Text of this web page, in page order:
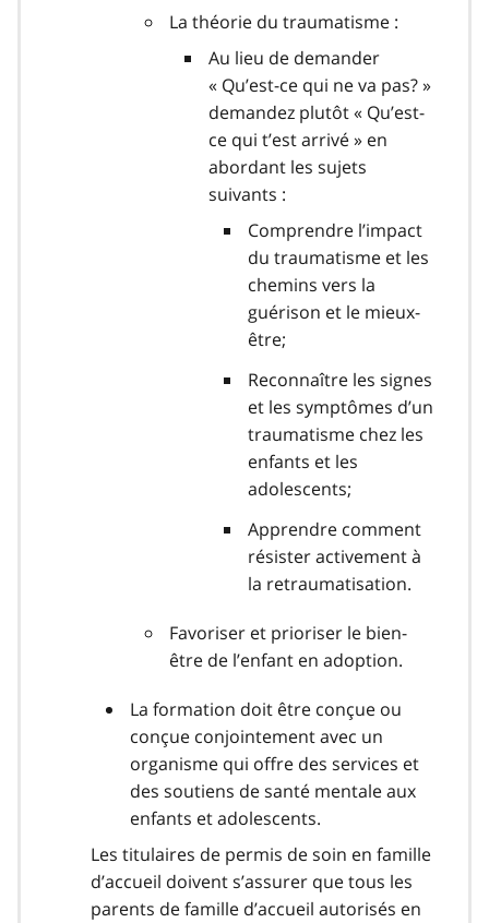
La théorie du traumatisme :
Au lieu de demander
« Qu’est-ce qui ne va pas? »
demandez plutôt « Qu’est-
ce qui t’est arrivé » en
abordant les sujets
suivants :
Comprendre l’impact
du traumatisme et les
chemins vers la
guérison et le mieux-
être;
Reconnaître les signes
et les symptômes d’un
traumatisme chez les
enfants et les
adolescents;
Apprendre comment
résister activement à
la retraumatisation.
Favoriser et prioriser le bien-
être de l’enfant en adoption.
La formation doit être conçue ou
conçue conjointement avec un
organisme qui offre des services et
des soutiens de santé mentale aux
enfants et adolescents.
Les titulaires de permis de soin en famille
d’accueil doivent s’assurer que tous les
parents de famille d’accueil autorisés en